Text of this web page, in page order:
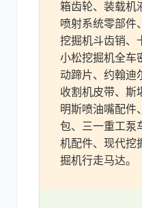
箱齿轮、装载机
喷射系统零部件
挖掘机斗齿销、
小松挖掘机全车
动蹄片、约翰迪
收割机皮带、斯
明斯喷油嘴配件
包、三一重工泵
机配件、现代挖
掘机行走马达。